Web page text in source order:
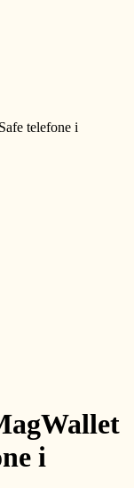
i